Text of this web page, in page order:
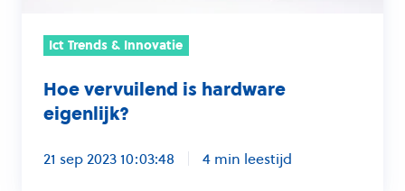
Ict Trends & Innovatie
Hoe vervuilend is hardware
eigenlijk?
21 sep 2023 10:03:48 4 min leestijd